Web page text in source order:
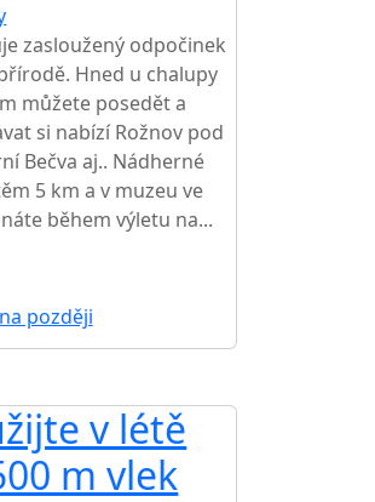
zasloužený odpočinek
Hned u chalupy
můžete posedět a
si nabízí Rožnov pod
Bečva aj.. Nádherné
5 km a v muzeu ve
během výletu na...
později
v létě
m vlek